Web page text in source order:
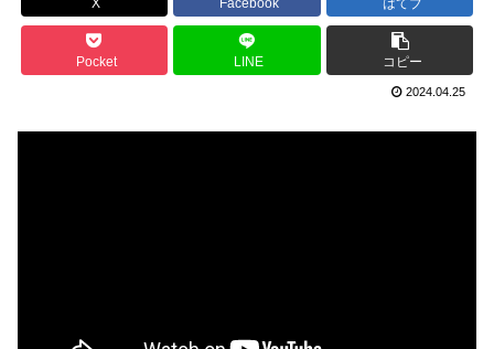
X Facebook はてブ
Pocket LINE コピー
2024.04.25